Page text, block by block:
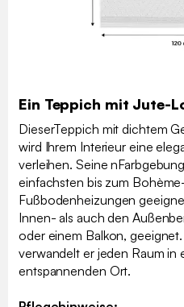
Ein Teppich mit Jute-
DieserTeppich mit dichtem
wird Ihrem Interieur eine
verleihen. Seine
einfachsten bis zum
Fußbodenheizungen
Innen- als auch den
oder einem Balkon,
verwandelt er jeden Raum in
entspannenden Ort.